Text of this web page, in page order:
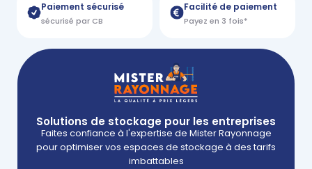
Paiement sécurisé
sécurisé par CB
Facilité de paiement
Payez en 3 fois*
Solutions de stockage pour les entreprises
Faites confiance à l'expertise de Mister Rayonnage
pour optimiser vos espaces de stockage à des tarifs
imbattables